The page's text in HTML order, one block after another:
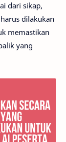
dari sikap,
dilakukan
memastikan
yang